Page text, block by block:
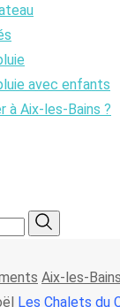
avec enfants
à Aix-les-Bains ?
Aix-les-Bains
Les Chalets du